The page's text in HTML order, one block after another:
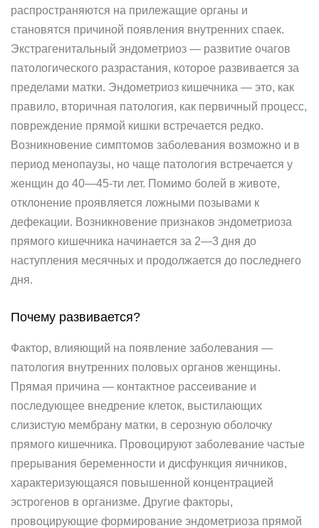
распространяются на прилежащие органы и
становятся причиной появления внутренних спаек.
Экстрагенитальный эндометриоз — развитие очагов
патологического разрастания, которое развивается за
пределами матки. Эндометриоз кишечника — это, как
правило, вторичная патология, как первичный процесс,
повреждение прямой кишки встречается редко.
Возникновение симптомов заболевания возможно и в
период менопаузы, но чаще патология встречается у
женщин до 40—45-ти лет. Помимо болей в животе,
отклонение проявляется ложными позывами к
дефекации. Возникновение признаков эндометриоза
прямого кишечника начинается за 2—3 дня до
наступления месячных и продолжается до последнего
дня.
Почему развивается?
Фактор, влияющий на появление заболевания —
патология внутренних половых органов женщины.
Прямая причина — контактное рассеивание и
последующее внедрение клеток, выстилающих
слизистую мембрану матки, в серозную оболочку
прямого кишечника. Провоцируют заболевание частые
прерывания беременности и дисфункция яичников,
характеризующаяся повышенной концентрацией
эстрогенов в организме. Другие факторы,
провоцирующие формирование эндометриоза прямой